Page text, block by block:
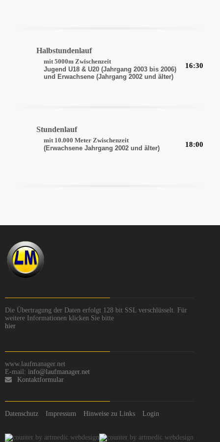
Halbstundenlauf
mit 5000m Zwischenzeit
Jugend U18 & U20 (Jahrgang 2003 bis 2006)
und Erwachsene (Jahrgang 2002 und älter)
16:30
Stundenlauf
mit 10.000 Meter Zwischenzeit
(Erwachsene Jahrgang 2002 und älter)
18:00
Die Übertragung der Daten erfolgt 128 bit SSL verschlüsselt. Für
weitere Informationen klicken Sie bitte
hier
www.laufmanager.net
E-mail: info@laufmanager.net
Kontaktformular
Datenschutz Impressum Hinweise zu Links Login